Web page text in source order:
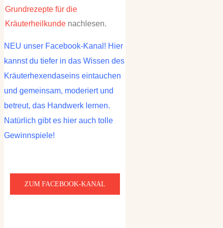
Grundrezepte für die
Kräuterheilkundenachlesen.
NEU unser Facebook-Kanal! Hier
kannst du tiefer in das Wissen des
Kräuterhexendaseins eintauchen
und gemeinsam, moderiert und
betreut, das Handwerk lernen.
Natürlich gibt es hier auch tolle
Gewinnspiele!
ZUM FACEBOOK-KANAL